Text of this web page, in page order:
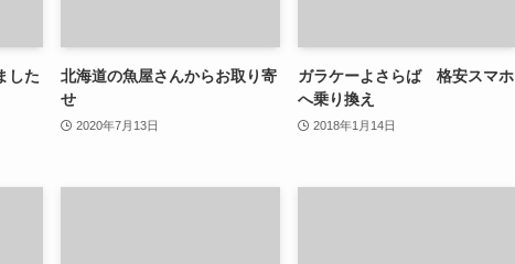
した
北海道の魚屋さんからお取り寄
せ
2020年7月13日
ガラケーよさらば 格安スマホ
へ乗り換え
2018年1月14日